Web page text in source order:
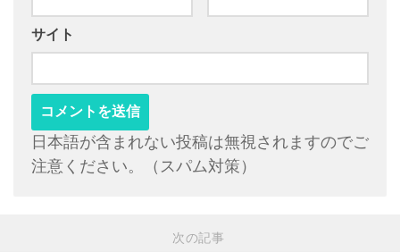
サイト
日本語が含まれない投稿は無視されますのでご
注意ください。（スパム対策）
次の記事